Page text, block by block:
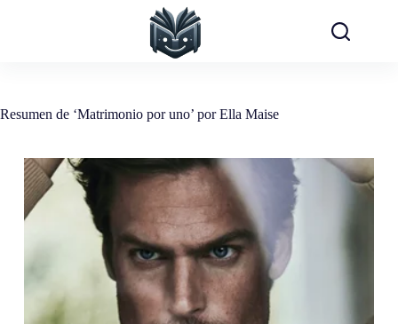
Resumen de ‘Matrimonio por uno’ por Ella Maise